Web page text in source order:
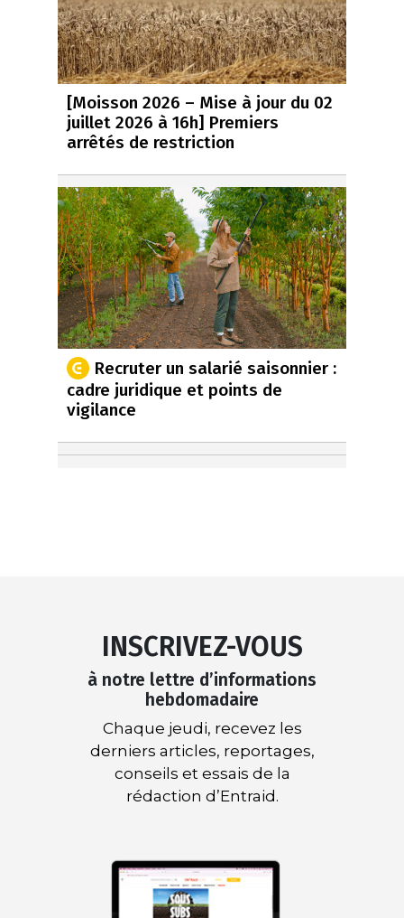
[Moisson 2026 – Mise à jour du 02
juillet 2026 à 16h] Premiers
arrêtés de restriction
Recruter un salarié saisonnier :
cadre juridique et points de
vigilance
INSCRIVEZ-VOUS
à notre lettre d’informations
hebdomadaire
Chaque jeudi, recevez les
derniers articles, reportages,
conseils et essais de la
rédaction d’Entraid.